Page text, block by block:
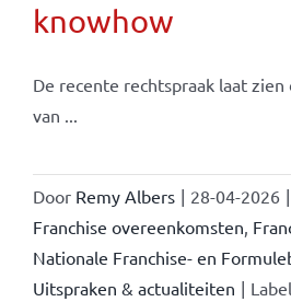
knowhow
De recente rechtspraak laat
van ...
Door Remy Albers | 28-04-2026 |
Franchise overeenkomsten
Nationale Franchise- en
Uitspraken & actualiteiten |